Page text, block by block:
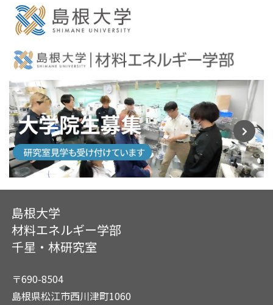
島根大学
材料エネルギー学部
千星・林研究室
〒690-8504
島根県松江市西川津町1060